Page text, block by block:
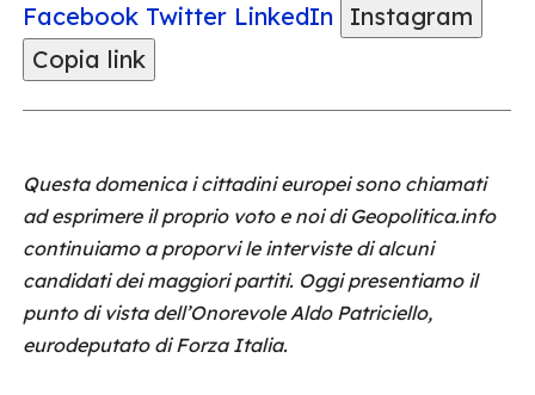
Facebook Twitter LinkedIn
Instagram
Copia link
Questa domenica i cittadini europei sono chiamati
ad esprimere il proprio voto e noi di Geopolitica.info
continuiamo a proporvi le interviste di alcuni
candidati dei maggiori partiti. Oggi presentiamo il
punto di vista dell’Onorevole Aldo Patriciello,
eurodeputato di Forza Italia.